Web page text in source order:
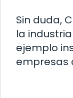
Sin duda,
la
ejemplo
empresas